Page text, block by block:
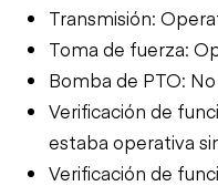
Transmisión:
Toma de fuerza:
Bomba de PTO:
Verificación de
estaba operativa
Verificación de